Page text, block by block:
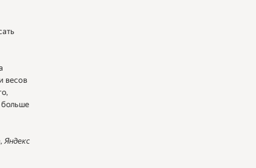
весов
больше
Яндекс